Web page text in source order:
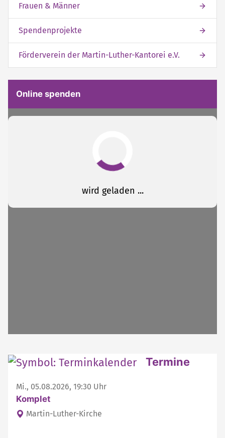
Frauen & Männer
Spendenprojekte
Förderverein der Martin-Luther-Kantorei e.V.
Online spenden
Weitere interessante Inhalte Termine
Mi., 05.08.2026, 19:30 Uhr
Komplet
Martin-Luther-Kirche